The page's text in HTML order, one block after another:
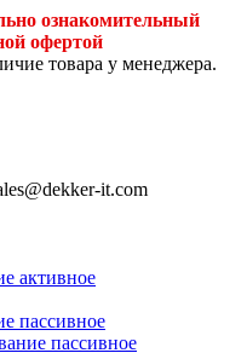
ознакомительный
офертой
товара у менеджера.
it.com
активное
пассивное
пассивное